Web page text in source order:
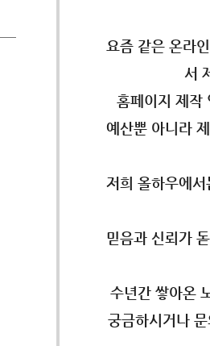
요즘 같은 온라
서
홈페이지 제작
예산뿐 아니라
저희 올하우에
믿음과 신뢰가
수년간 쌓아온
궁금하시거나